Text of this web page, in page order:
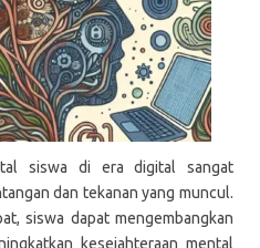
siswa di era digital sangat
dan tekanan yang muncul.
siswa dapat mengembangkan
kesejahteraan mental